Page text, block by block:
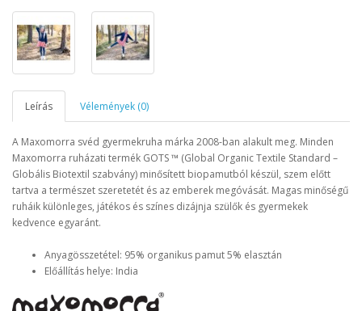
Leírás Vélemények (0)
A Maxomorra svéd gyermekruha márka 2008-ban alakult meg. Minden
Maxomorra ruházati termék GOTS ™ (Global Organic Textile Standard –
Globális Biotextil szabvány) minősített biopamutból készül, szem előtt
tartva a természet szeretetét és az emberek megóvását. Magas minőségű
ruháik különleges, játékos és színes dizájnja szülők és gyermekek
kedvence egyaránt.
Anyagösszetétel: 95% organikus pamut 5% elasztán
Előállítás helye: India